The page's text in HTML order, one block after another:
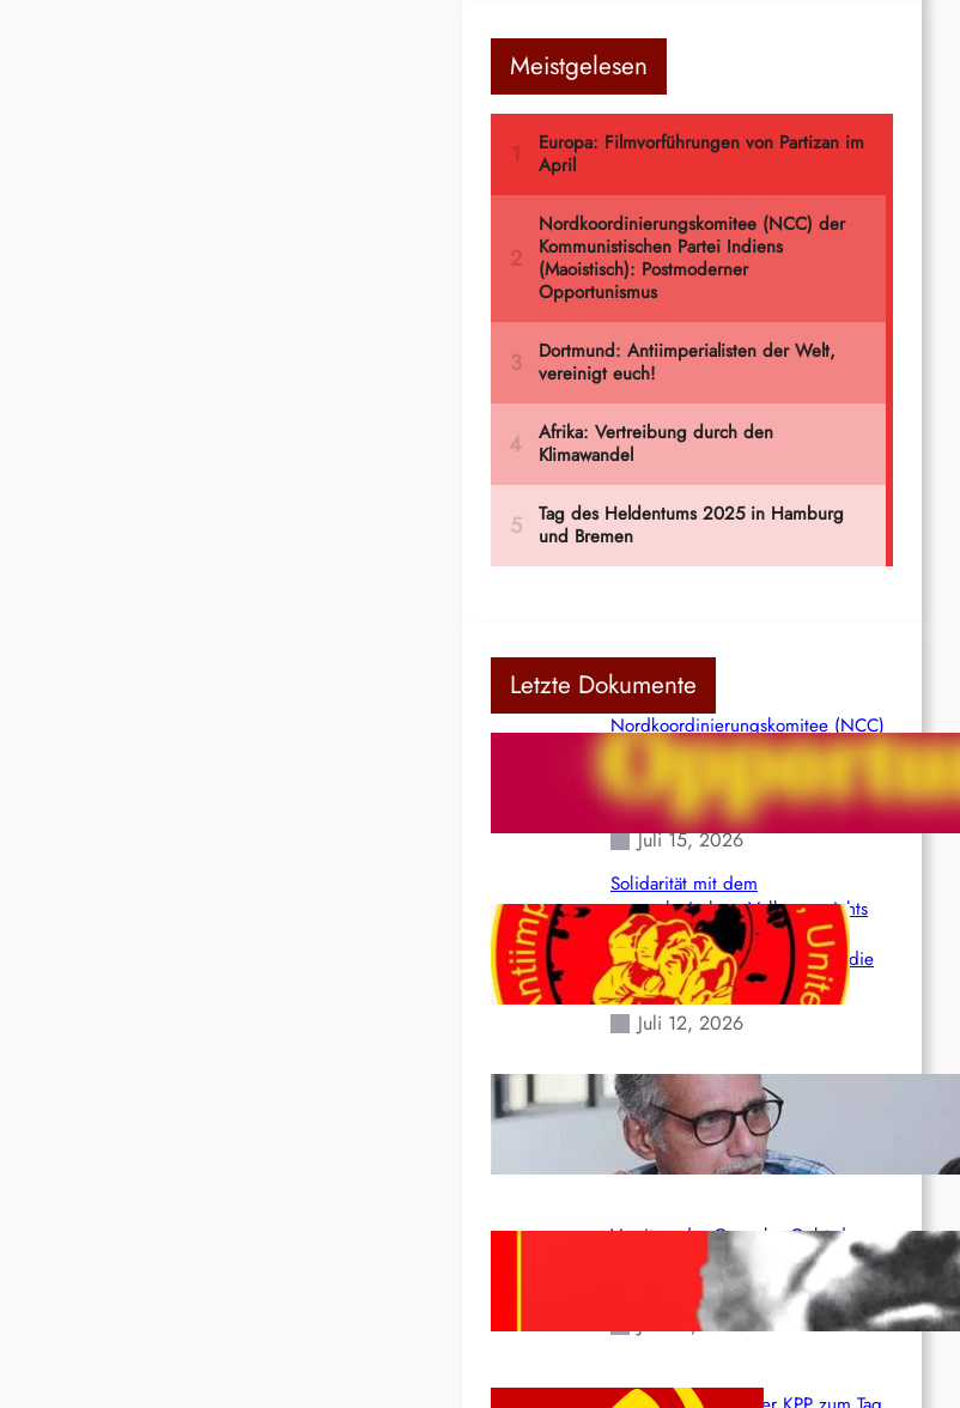
Meistgelesen
Letzte Dokumente
Nordkoordinierungskomitee (NCC)
der Kommunistischen Partei Indiens
(Maoistisch): Postmoderner
Opportunismus
Juli 15, 2026
Solidarität mit dem
venezolanischem Volk angesichts
der verlorenen Leben und der
katastrophalen Situation durch die
Erdbeben des 24. Juni!
Juli 12, 2026
Indien: „Die Politik der
Kapitulation“ von K. Murali (Ajith)
Juli 1, 2026
Vorsitzender Gonzalo: Gebt das
Leben für die Partei und die
Juni 19, 2026